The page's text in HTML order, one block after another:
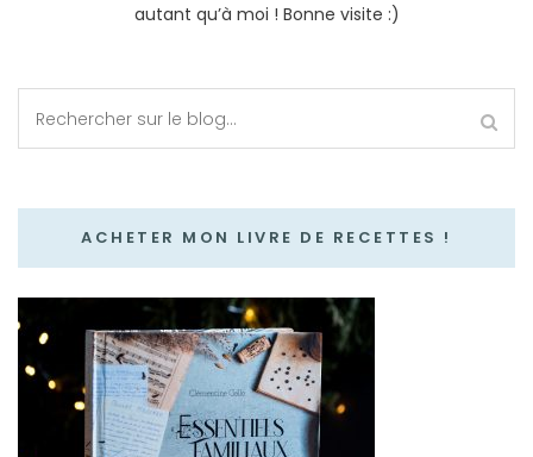
autant qu’à moi ! Bonne visite :)
ACHETER MON LIVRE DE RECETTES !